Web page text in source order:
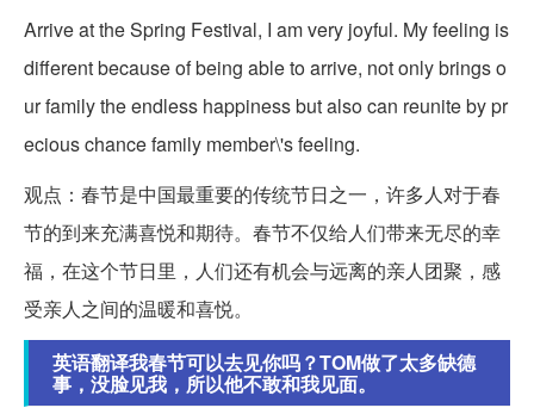
Arrive at the Spring Festival, I am very joyful. My feeling is
different because of being able to arrive, not only brings o
ur family the endless happiness but also can reunite by pr
ecious chance family member\'s feeling.
观点：春节是中国最重要的传统节日之一，许多人对于春
节的到来充满喜悦和期待。春节不仅给人们带来无尽的幸
福，在这个节日里，人们还有机会与远离的亲人团聚，感
受亲人之间的温暖和喜悦。
英语翻译我春节可以去见你吗？TOM做了太多缺德
事，没脸见我，所以他不敢和我见面。